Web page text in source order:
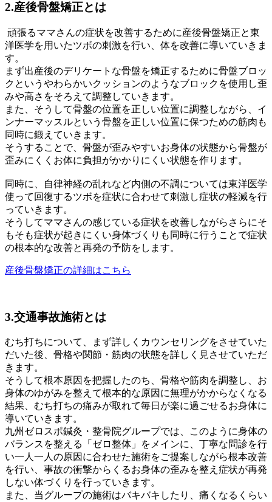
2.産後骨盤矯正とは
頑張るママさんの症状を改善するために産後骨盤矯正と東
洋医学を用いたツボの刺激を行い、体を改善に導いていきま
す。
まず出産後のデリケートな骨盤を矯正するために骨盤ブロッ
ク というやわらかいクッションのようなブロックを使用し歪
みや高さをそろえて調整していきます。
また、そうして骨盤の位置を正しい位置に調整しながら、 イ
ンナーマッスルという骨盤を正しい位置に保つための筋肉 も
同時に鍛えていきます。
そうすることで、骨盤が歪みやすいお身体の状態から骨盤が
歪みにくくお体に負担がかかりにくい状態を作ります。
同時に、自律神経の乱れなど内側の不調については東洋医学
使って 回復するツボを症状に合わせて刺激 し症状の軽減を行
っていきます。
そうしてママさんの感じている症状を改善しながらさらにそ
もそも症状が起きにくい身体づくり も同時に行うことで症状
の根本的な改善と再発の予防をします。
産後骨盤矯正の詳細はこちら
3.交通事故施術とは
むち打ちについて、まず詳しくカウンセリングをさせていた
だいた後、骨格や関節・筋肉の状態を詳しく見させていただ
きます。
そうして根本原因を把握したのち、骨格や筋肉を調整し、お
身体のゆがみを整えて根本的な原因に無理がかからなくなる
結果、むち打ちの痛みが取れて毎日が楽に過ごせるお身体に
導いていきます。
九州ゼロスポ鍼灸・整骨院グループでは、このように身体の
バランスを整える「ゼロ整体」をメインに、丁寧な問診を行
い一人一人の原因に合わせた施術をご提案しながら根本改善
を行い、事故の衝撃からくるお身体の歪みを整え症状が再発
しない体づくりを行っていきます。
また、当グループの施術はバキバキしたり、痛くなるくらい